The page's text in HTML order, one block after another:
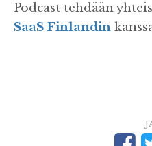
Podcast tehdään
SaaS Finlandin